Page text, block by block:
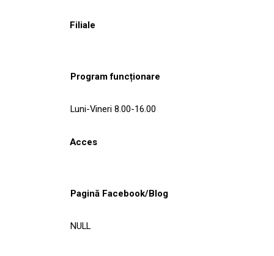
Filiale
Program funcționare
Luni-Vineri 8.00-16.00
Acces
Pagină Facebook/Blog
NULL